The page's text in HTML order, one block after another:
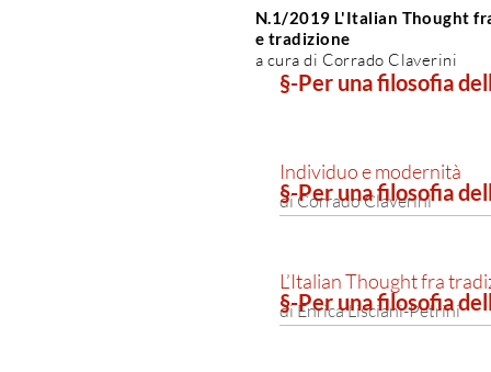
§-Per una filosofia
Individuo e modernità
di Corrado Claverini
§-Per una filosofia
L’Italian Thought fra
di Enrica Lisciani-Petrini
§-Per una filosofia
N.1/2019 L'Italian Thought
e tradizione
a cura di Corrado Claverini